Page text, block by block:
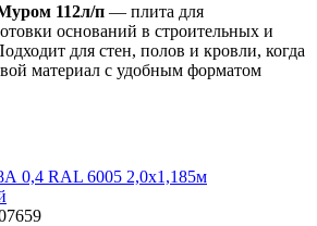
112л/п — плита для
оснований в строительных и
для стен, полов и кровли, когда
материал с удобным форматом